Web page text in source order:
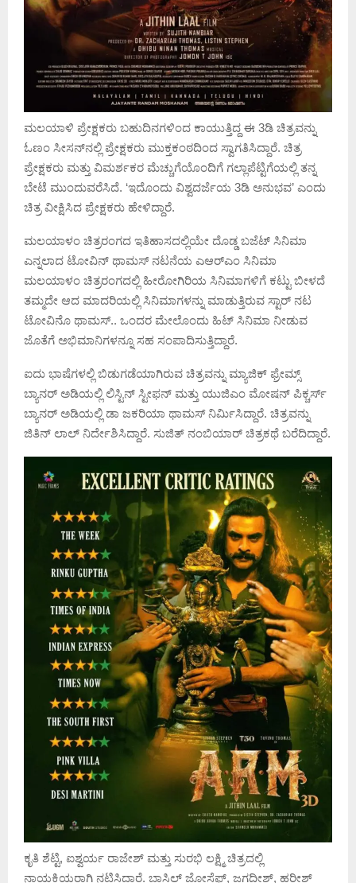
ಮಲಯಾಳಿ ಪ್ರೇಕ್ಷಕರು ಬಹುದಿನಗಳಿಂದ ಕಾಯುತ್ತಿದ್ದ ಈ 3ಡಿ ಚಿತ್ರವನ್ನು
ಓಣಂ ಸೀಸನ್‌ನಲ್ಲಿ ಪ್ರೇಕ್ಷಕರು ಮುಕ್ತಕಂಠದಿಂದ ಸ್ವಾಗತಿಸಿದ್ದಾರೆ. ಚಿತ್ರ
ಪ್ರೇಕ್ಷಕರು ಮತ್ತು ವಿಮರ್ಶಕರ ಮೆಚ್ಚುಗೆಯೊಂದಿಗೆ ಗಲ್ಲಾಪೆಟ್ಟಿಗೆಯಲ್ಲಿ ತನ್ನ
ಬೇಟೆ ಮುಂದುವರೆಸಿದೆ. ‘ಇದೊಂದು ವಿಶ್ವದರ್ಜೆಯ 3ಡಿ ಅನುಭವ’ ಎಂದು
ಚಿತ್ರ ವೀಕ್ಷಿಸಿದ ಪ್ರೇಕ್ಷಕರು ಹೇಳಿದ್ದಾರೆ.
ಮಲಯಾಳಂ ಚಿತ್ರರಂಗದ ಇತಿಹಾಸದಲ್ಲಿಯೇ ದೊಡ್ಡ ಬಜೆಟ್‌ ಸಿನಿಮಾ
ಎನ್ನಲಾದ ಟೋವಿನ್‌ ಥಾಮಸ್‌ ನಟನೆಯ ಎಆರ್‌ಎಂ ಸಿನಿಮಾ
ಮಲಯಾಳಂ ಚಿತ್ರರಂಗದಲ್ಲಿ ಹೀರೋಗಿರಿಯ ಸಿನಿಮಾಗಳಿಗೆ ಕಟ್ಟು ಬೀಳದೆ
ತಮ್ಮದೇ ಆದ ಮಾದರಿಯಲ್ಲಿ ಸಿನಿಮಾಗಳನ್ನು ಮಾಡುತ್ತಿರುವ ಸ್ಟಾರ್ ನಟ
ಟೋವಿನೊ ಥಾಮಸ್.. ಒಂದರ ಮೇಲೊಂದು ಹಿಟ್ ಸಿನಿಮಾ ನೀಡುವ
ಜೊತೆಗೆ ಅಭಿಮಾನಿಗಳನ್ನೂ ಸಹ ಸಂಪಾದಿಸುತ್ತಿದ್ದಾರೆ.
ಐದು ಭಾಷೆಗಳಲ್ಲಿ ಬಿಡುಗಡೆಯಾಗಿರುವ ಚಿತ್ರವನ್ನು ಮ್ಯಾಜಿಕ್ ಫ್ರೇಮ್ಸ್
ಬ್ಯಾನರ್ ಅಡಿಯಲ್ಲಿ ಲಿಸ್ಟಿನ್ ಸ್ಟೀಫನ್ ಮತ್ತು ಯುಜಿಎಂ ಮೋಷನ್ ಪಿಕ್ಚರ್ಸ್
ಬ್ಯಾನರ್ ಅಡಿಯಲ್ಲಿ ಡಾ ಜಕರಿಯಾ ಥಾಮಸ್ ನಿರ್ಮಿಸಿದ್ದಾರೆ. ಚಿತ್ರವನ್ನು
ಜಿತಿನ್ ಲಾಲ್ ನಿರ್ದೇಶಿಸಿದ್ದಾರೆ. ಸುಜಿತ್ ನಂಬಿಯಾರ್ ಚಿತ್ರಕಥೆ ಬರೆದಿದ್ದಾರೆ.
ಕೃತಿ ಶೆಟ್ಟಿ, ಐಶ್ವರ್ಯ ರಾಜೇಶ್ ಮತ್ತು ಸುರಭಿ ಲಕ್ಷ್ಮಿ ಚಿತ್ರದಲ್ಲಿ
ನಾಯಕಿಯರಾಗಿ ನಟಿಸಿದ್ದಾರೆ. ಬಾಸಿಲ್ ಜೋಸೆಫ್, ಜಗದೀಶ್, ಹರೀಶ್